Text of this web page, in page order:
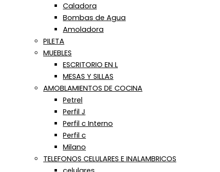
Caladora
Bombas de Agua
Amoladora
PILETA
MUEBLES
ESCRITORIO EN L
MESAS Y SILLAS
AMOBLAMIENTOS DE COCINA
Petrel
Perfil J
Perfil c Interno
Perfil c
Milano
TELEFONOS CELULARES E INALAMBRICOS